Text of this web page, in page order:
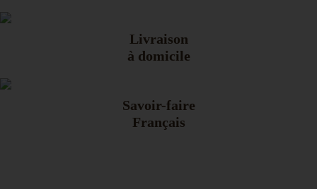
Livraison
à domicile
Savoir-faire
Français